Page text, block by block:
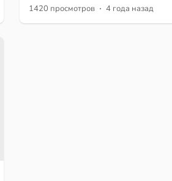
1420 просмотров · 4 года назад